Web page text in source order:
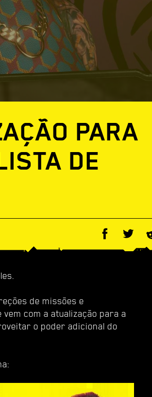
PARA
DE
de missões e
com a atualização para a
o poder adicional do